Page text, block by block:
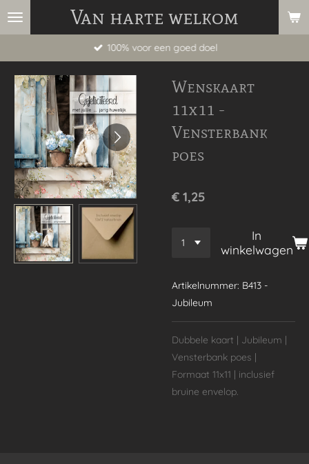
Ga
hoofdinhoud
Van harte welkom
100% voor een goed doel
Wenskaart
11x11 -
Vensterbank
poes
€ 1,25
In
winkelwagen
Artikelnummer: B413 -
Jubileum
Dubbele kaart | Jubileum |
Vensterbank poes |
Formaat 11x11 | inclusief
bruine envelop.